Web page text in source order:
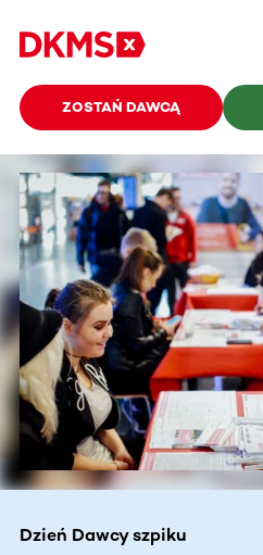
ZOSTAŃ DAWCĄ
Dzień Dawcy szpiku